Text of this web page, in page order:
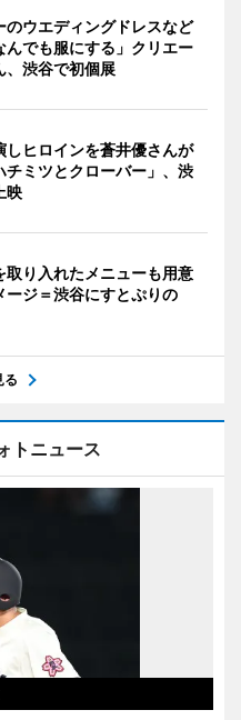
のウエディングドレスなど
んでも服にする」クリエー
、渋谷で初個展
しヒロインを蒼井優さんが
チミツとクローバー」、渋
映
取り入れたメニューも用意
ージ＝渋谷にすとぷりの
る
トニュース